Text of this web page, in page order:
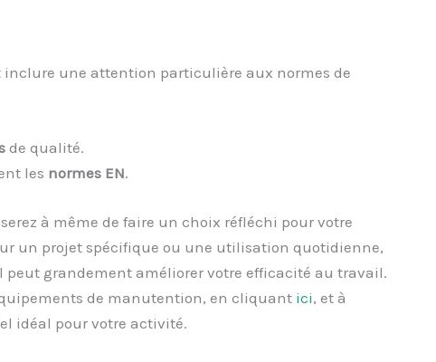
une attention particulière aux normes de
de qualité.
les normes EN.
à même de faire un choix réfléchi pour votre
un projet spécifique ou une utilisation quotidienne,
grandement améliorer votre efficacité au travail.
de manutention, en cliquant ici, et à
idéal pour votre activité.